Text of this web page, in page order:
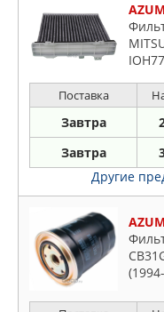
Поставка
Завтра
Завтра
Другие